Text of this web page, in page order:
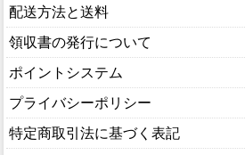
配送方法と送料
領収書の発行について
ポイントシステム
プライバシーポリシー
特定商取引法に基づく表記